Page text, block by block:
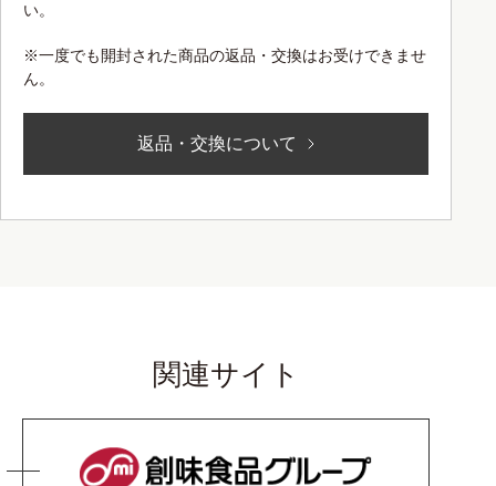
い。
※一度でも開封された商品の返品・交換はお受けできませ
ん。
返品・交換について
関連サイト